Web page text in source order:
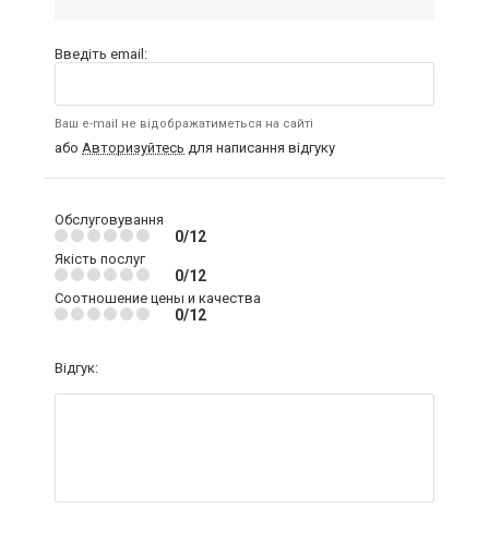
Введіть email:
Ваш e-mail не відображатиметься на сайті
або Авторизуйтесь для написання відгуку
Обслуговування
0/12
Якість послуг
0/12
Соотношение цены и качества
0/12
Відгук: